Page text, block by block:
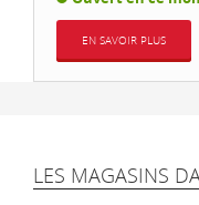
EN SAVOIR PLUS
LES MAGASINS